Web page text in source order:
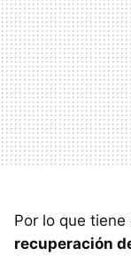
Por lo que
recuperación